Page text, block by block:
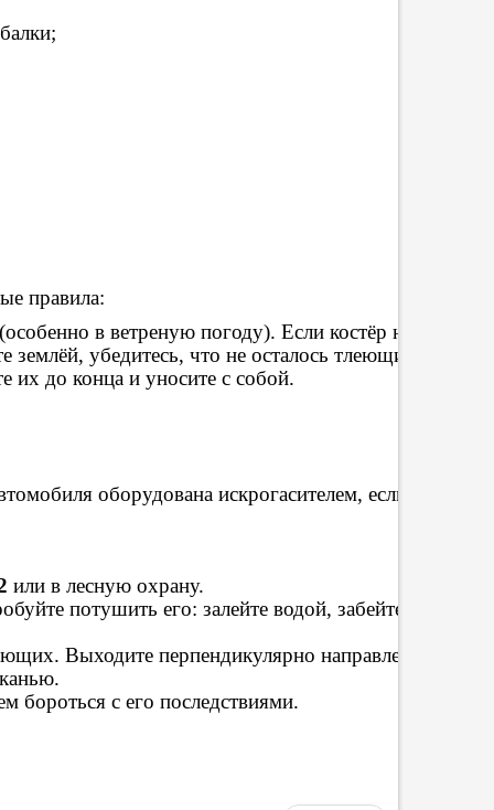
правила:
в ветреную погоду). Если костёр
землёй, убедитесь, что не осталось тлеющих углей.
их до конца и уносите с собой.
оборудована искрогасителем, если вы
или в лесную охрану.
потушить его: залейте водой, забейте ветками,
Выходите перпендикулярно направлению
бороться с его последствиями.